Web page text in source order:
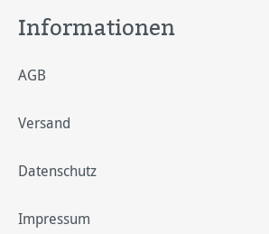
Informationen
AGB
Versand
Datenschutz
Impressum